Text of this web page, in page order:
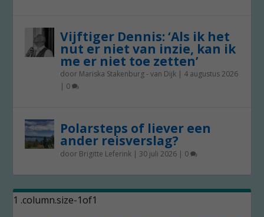
Vijftiger Dennis: ‘Als ik het
nut er niet van inzie, kan ik
me er niet toe zetten’
door Mariska Stakenburg - van Dijk | 4 augustus 2026
| 0
Polarsteps of liever een
ander reisverslag?
door Brigitte Leferink | 30 juli 2026 | 0